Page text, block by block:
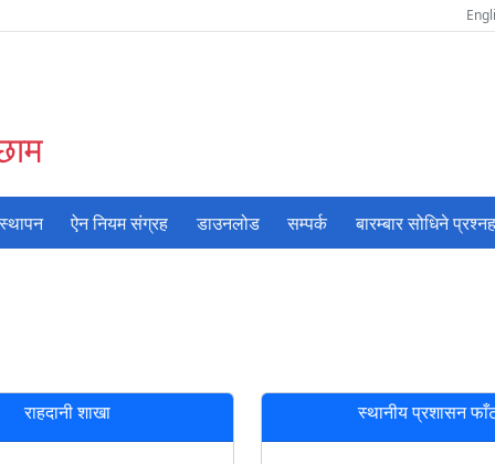
ऐन नियम संग्रह डाउनलोड सम्पर्क बारम्बार सोधिने
राहदानी शाखा स्थानीय प्रशासन